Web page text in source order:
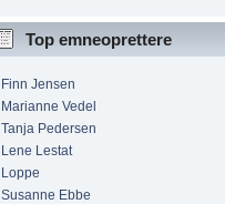
Top emneoprettere
Finn Jensen
Marianne Vedel
Tanja Pedersen
Lene Lestat
Loppe
Susanne Ebbe